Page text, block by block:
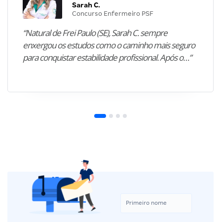
Sarah C.
Concurso Enfermeiro PSF
“Natural de Frei Paulo (SE), Sarah C. sempre
enxergou os estudos como o caminho mais seguro
para conquistar estabilidade profissional. Após o…”